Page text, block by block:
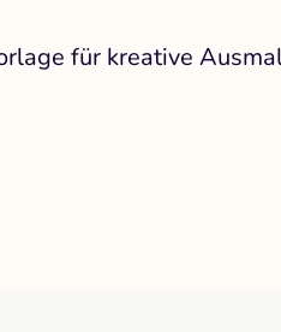
für kreative